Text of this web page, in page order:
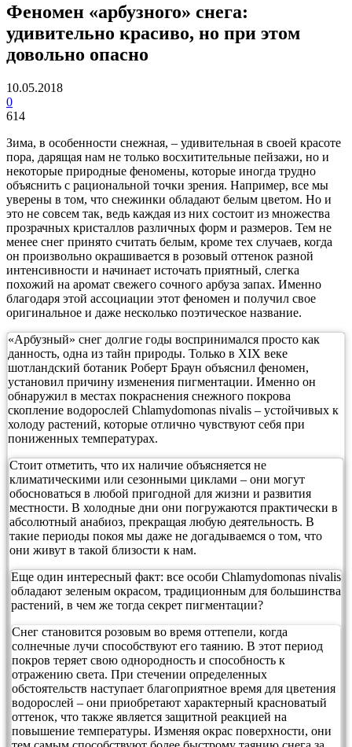
Феномен «арбузного» снега:
удивительно красиво, но при этом
довольно опасно
10.05.2018
0
614
Зима, в особенности снежная, – удивительная в своей красоте
пора, дарящая нам не только восхитительные пейзажи, но и
некоторые природные феномены, которые иногда трудно
объяснить с рациональной точки зрения. Например, все мы
уверены в том, что снежинки обладают белым цветом. Но и
это не совсем так, ведь каждая из них состоит из множества
прозрачных кристаллов различных форм и размеров. Тем не
менее снег принято считать белым, кроме тех случаев, когда
он произвольно окрашивается в розовый оттенок разной
интенсивности и начинает источать приятный, слегка
похожий на аромат свежего сочного арбуза запах. Именно
благодаря этой ассоциации этот феномен и получил свое
оригинальное и даже несколько поэтическое название.
«Арбузный» снег долгие годы воспринимался просто как
данность, одна из тайн природы. Только в XIX веке
шотландский ботаник Роберт Браун объяснил феномен,
установил причину изменения пигментации. Именно он
обнаружил в местах покраснения снежного покрова
скопление водорослей Chlamydomonas nivalis – устойчивых к
холоду растений, которые отлично чувствуют себя при
пониженных температурах.
Стоит отметить, что их наличие объясняется не
климатическими или сезонными циклами – они могут
обосноваться в любой пригодной для жизни и развития
местности. В холодные дни они погружаются практически в
абсолютный анабиоз, прекращая любую деятельность. В
такие периоды покоя мы даже не догадываемся о том, что
они живут в такой близости к нам.
Еще один интересный факт: все особи Chlamydomonas nivalis
обладают зеленым окрасом, традиционным для большинства
растений, в чем же тогда секрет пигментации?
Снег становится розовым во время оттепели, когда
солнечные лучи способствуют его таянию. В этот период
покров теряет свою однородность и способность к
отражению света. При стечении определенных
обстоятельств наступает благоприятное время для цветения
водорослей – они приобретают характерный красноватый
оттенок, что также является защитной реакцией на
повышение температуры. Изменяя окрас поверхности, они